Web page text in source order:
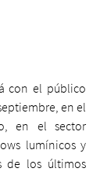
con el público
en el
en el sector
lumínicos y
de los últimos